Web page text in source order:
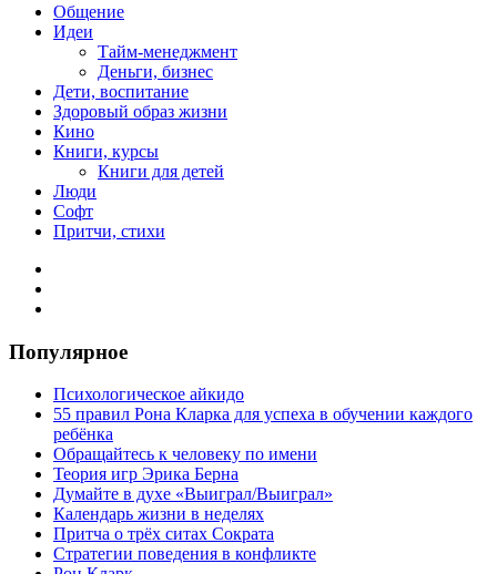
Общение
Идеи
Тайм-менеджмент
Деньги, бизнес
Дети, воспитание
Здоровый образ жизни
Кино
Книги, курсы
Книги для детей
Люди
Софт
Притчи, стихи
Популярное
Психологическое айкидо
55 правил Рона Кларка для успеха в обучении каждого
ребёнка
Обращайтесь к человеку по имени
Теория игр Эрика Берна
Думайте в духе «Выиграл/Выиграл»
Календарь жизни в неделях
Притча о трёх ситах Сократа
Стратегии поведения в конфликте